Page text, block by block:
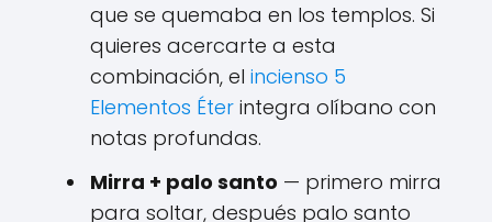
que se quemaba en los templos. Si
quieres acercarte a esta
combinación, el incienso 5
Elementos Éter integra olíbano con
notas profundas.
Mirra + palo santo — primero mirra
para soltar, después palo santo